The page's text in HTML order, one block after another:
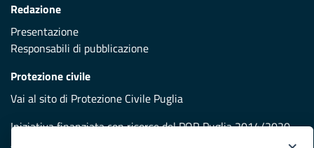
Redazione
Presentazione
Responsabili di pubblicazione
Protezione civile
Vai al sito di Protezione Civile Puglia
Iniziativa finanziata con risorse del POR Puglia 2014/2020 -
Asse XI